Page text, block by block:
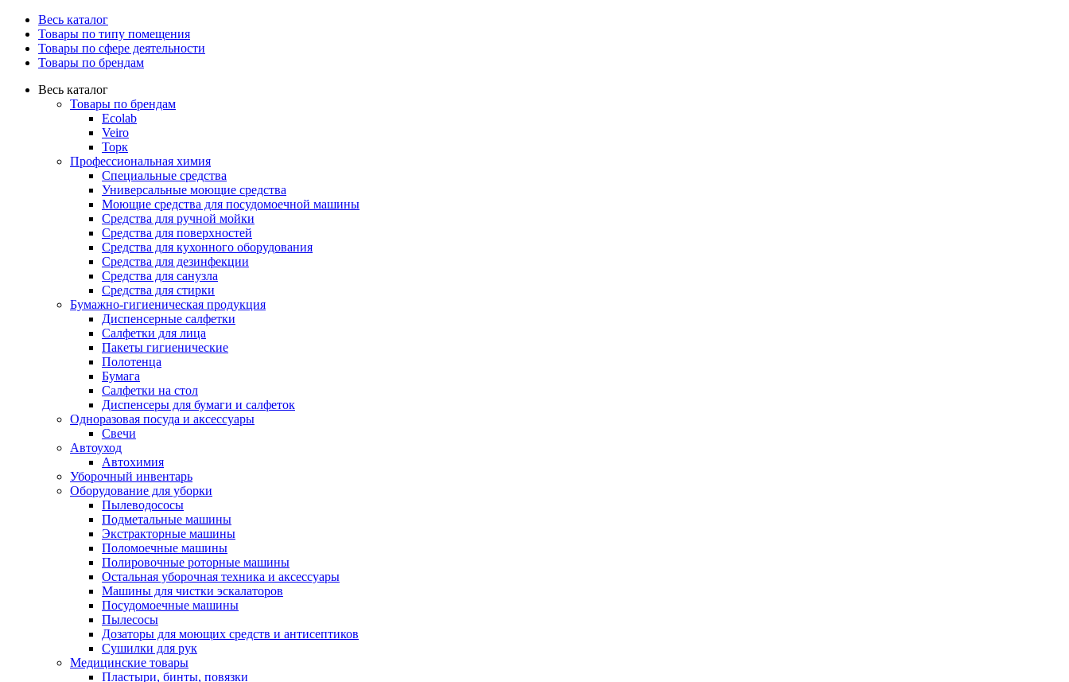
Весь каталог
Товары по типу помещения
Товары по сфере деятельности
Товары по брендам
Весь каталог
Товары по брендам
Ecolab
Veiro
Торк
Профессиональная химия
Специальные средства
Универсальные моющие средства
Моющие средства для посудомоечной машины
Средства для ручной мойки
Средства для поверхностей
Средства для кухонного оборудования
Средства для дезинфекции
Средства для санузла
Средства для стирки
Бумажно-гигиеническая продукция
Диспенсерные салфетки
Салфетки для лица
Пакеты гигиенические
Полотенца
Бумага
Салфетки на стол
Диспенсеры для бумаги и салфеток
Одноразовая посуда и аксессуары
Свечи
Автоуход
Автохимия
Уборочный инвентарь
Оборудование для уборки
Пылеводососы
Подметальные машины
Экстракторные машины
Поломоечные машины
Полировочные роторные машины
Остальная уборочная техника и аксессуары
Машины для чистки эскалаторов
Посудомоечные машины
Пылесосы
Дозаторы для моющих средств и антисептиков
Сушилки для рук
Медицинские товары
Пластыри, бинты, повязки